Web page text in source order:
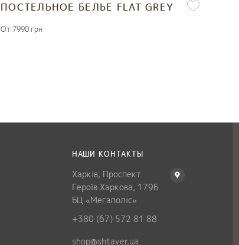
ПОСТЕЛЬНОЕ БЕЛЬЕ FLAT GREY
От 7990 грн
НАШИ КОНТАКТЫ
Харків, Проспект
Героїв Харкова, 179Б
БЦ «Мегаполіс»
+380 (67) 572 81 88
shop@shtayer.ua